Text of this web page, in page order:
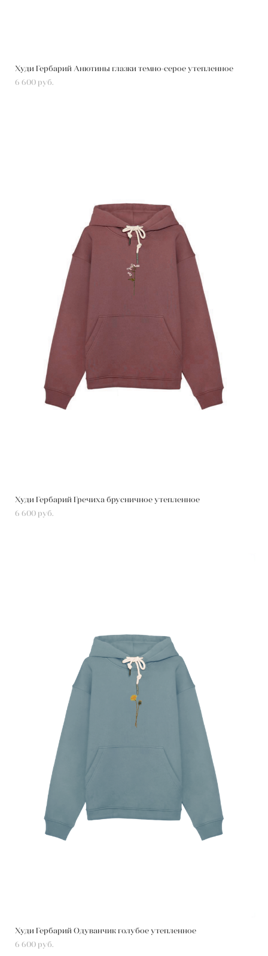
Худи Гербарий Анютины глазки темно-серое утепленное
6 600 pуб.
Худи Гербарий Гречиха брусничное утепленное
6 600 pуб.
Худи Гербарий Одуванчик голубое утепленное
6 600 pуб.